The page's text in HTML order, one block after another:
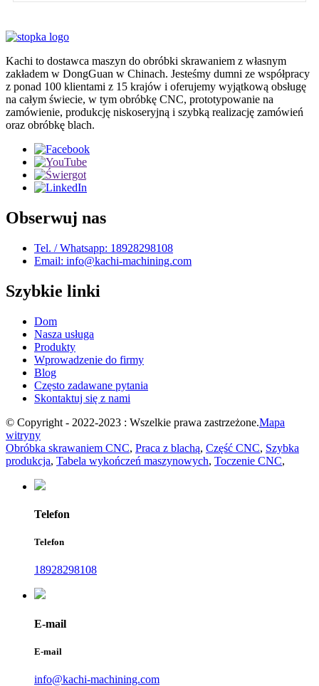
Kachi to dostawca maszyn do obróbki skrawaniem z własnym
zakładem w DongGuan w Chinach. Jesteśmy dumni ze współpracy
z ponad 100 klientami z 15 krajów i oferujemy wyjątkową obsługę
na całym świecie, w tym obróbkę CNC, prototypowanie na
zamówienie, produkcję niskoseryjną i szybką realizację zamówień
oraz obróbkę blach.
Obserwuj nas
Tel. / Whatsapp: 18928298108
Email: info@kachi-machining.com
Szybkie linki
Dom
Nasza usługa
Produkty
Wprowadzenie do firmy
Blog
Często zadawane pytania
Skontaktuj się z nami
© Copyright - 2022-2023 : Wszelkie prawa zastrzeżone.Mapa
witryny
Obróbka skrawaniem CNC, Praca z blachą, Część CNC, Szybka
produkcja, Tabela wykończeń maszynowych, Toczenie CNC,
Telefon
Telefon
18928298108
E-mail
E-mail
info@kachi-machining.com